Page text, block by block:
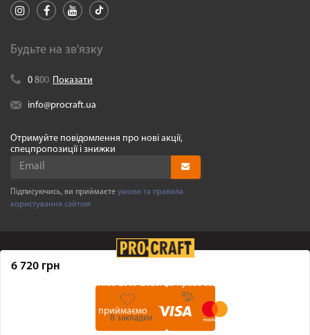
6 720 грн
В закладки
Будьте на зв'язку
0 800 Показати
info@procraft.ua
Отримуйте повідомлення про нові акції,
спецпропозиції і знижки
Підписуючись, ви приймаєте умови та правила
користування сайтом
Procraft.ua2005-2026. Усі права захищенні
Ми приймаємо